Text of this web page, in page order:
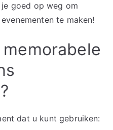
goed op weg om
te maken!
dat u kunt gebruiken: